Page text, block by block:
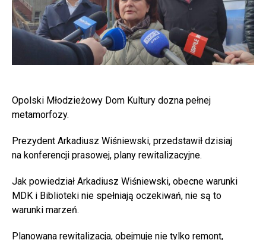
Opolski Młodzieżowy Dom Kultury dozna pełnej
metamorfozy.
Prezydent Arkadiusz Wiśniewski, przedstawił dzisiaj
na konferencji prasowej, plany rewitalizacyjne.
Jak powiedział Arkadiusz Wiśniewski, obecne warunki
MDK i Biblioteki nie spełniają oczekiwań, nie są to
warunki marzeń.
Planowana rewitalizacja, obejmuje nie tylko remont,